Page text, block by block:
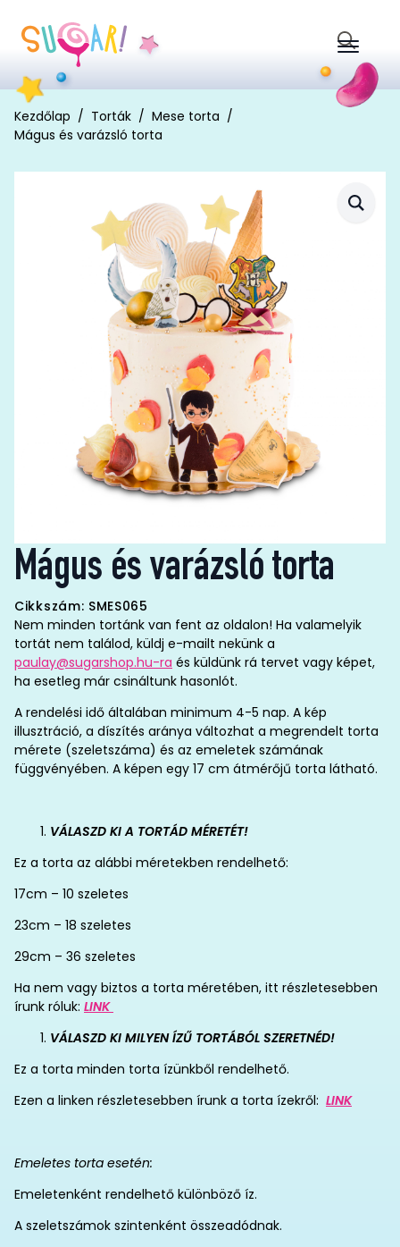
Search
for:
Kezdőlap Torták
Mese torta
Mágus és varázsló torta
Mágus és varázsló torta
Cikkszám: SMES065
Nem minden tortánk van fent az oldalon! Ha valamelyik
tortát nem találod, küldj e-mailt nekünk a
paulay@sugarshop.hu-ra és küldünk rá tervet vagy képet,
ha esetleg már csináltunk hasonlót.
A rendelési idő általában minimum 4-5 nap. A kép
illusztráció, a díszítés aránya változhat a megrendelt torta
mérete (szeletszáma) és az emeletek számának
függvényében. A képen egy 17 cm átmérőjű torta látható.
VÁLASZD KI A TORTÁD MÉRETÉT!
Ez a torta az alábbi méretekben rendelhető:
17cm – 10 szeletes
23cm – 18 szeletes
29cm – 36 szeletes
Ha nem vagy biztos a torta méretében, itt részletesebben
írunk róluk: LINK
VÁLASZD KI MILYEN ÍZŰ TORTÁBÓL SZERETNÉD!
Ez a torta minden torta ízünkből rendelhető.
Ezen a linken részletesebben írunk a torta ízekről: LINK
Emeletes torta esetén:
Emeletenként rendelhető különböző íz.
A szeletszámok szintenként összeadódnak.